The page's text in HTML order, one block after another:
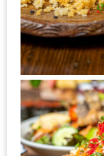
เด็ด
สำหรับ
คุณ
แม่
ที่รัก
2560
สบาย